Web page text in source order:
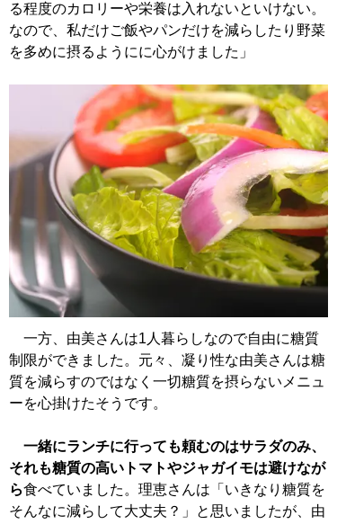
る程度のカロリーや栄養は入れないといけない。
なので、私だけご飯やパンだけを減らしたり野菜
を多めに摂るようにに心がけました」
一方、由美さんは1人暮らしなので自由に糖質
制限ができました。元々、凝り性な由美さんは糖
質を減らすのではなく一切糖質を摂らないメニュ
ーを心掛けたそうです。
一緒にランチに行っても頼むのはサラダのみ、
それも糖質の高いトマトやジャガイモは避けなが
ら食べていました。理恵さんは「いきなり糖質を
そんなに減らして大丈夫？」と思いましたが、由